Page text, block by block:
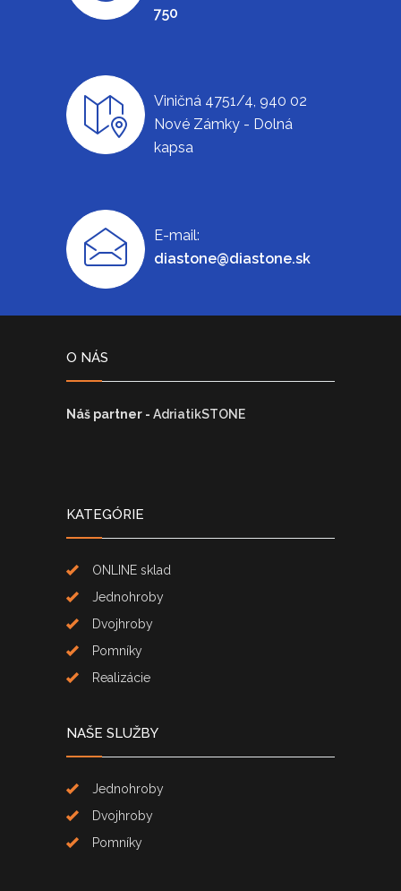
750
Viničná 4751/4, 940 02
Nové Zámky - Dolná
kapsa
E-mail:
diastone@diastone.sk
O NÁS
Náš partner - AdriatikSTONE
KATEGÓRIE
ONLINE sklad
Jednohroby
Dvojhroby
Pomníky
Realizácie
NAŠE SLUŽBY
Jednohroby
Dvojhroby
Pomníky